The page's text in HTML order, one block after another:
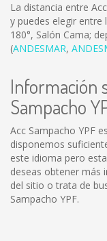
La distancia entre
y puedes elegir entre
180°, Salón Cama;
(ANDESMAR,
Información
Sampacho
Acc Sampacho YPF
disponemos
este idioma pero
deseas obtener más
del sitio o trata de
Sampacho YPF.